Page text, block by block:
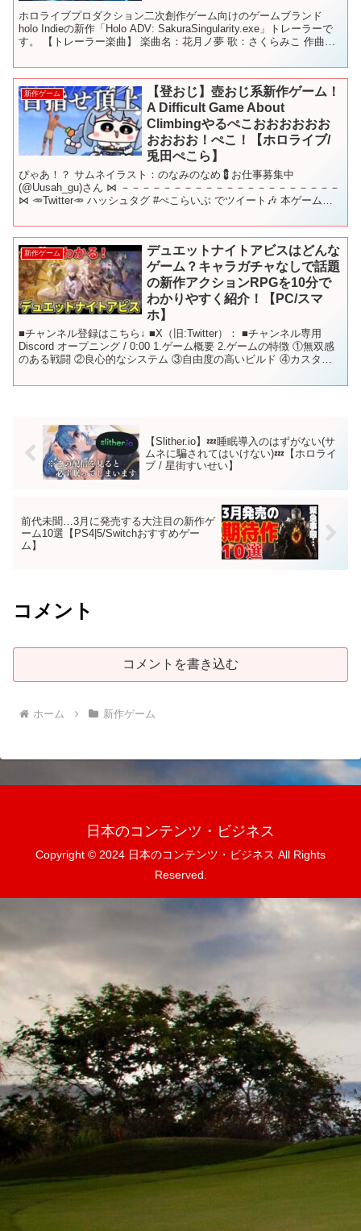
ホロライブプロダクション⼆次創作ゲーム向けのゲームブランド
holo Indieの新作「Holo ADV: SakuraSingularity.exe」トレーラーで
す。 【トレーラー楽曲】 楽曲名：花月ノ夢 歌：さくらみこ 作曲・
新作ゲーム
【登おじ】壺おじ系新作ゲーム！
A Difficult Game About
Climbingやるぺこおおおおおお
おおおお！ぺこ！【ホロライブ/
兎田ぺこら】
ぴゃあ！？ サムネイラスト：のなみのなめ💈お仕事募集中
(@Uusah_gu)さん ⋈ －－－－－－－－－－－－－－－－－－－－－
⋈ 🥕Twitter🥕 ハッシュタグ #ぺこらいぶ でツイート🎶 本ゲームは
新作ゲーム
デュエットナイトアビスはどんな
ゲーム？キャラガチャなしで話題
の新作アクションRPGを10分で
わかりやすく紹介！【PC/スマ
ホ】
■チャンネル登録はこちら↓ ■X（旧:Twitter）： ■チャンネル専用
Discord オープニング / 0:00 1.ゲーム概要 2.ゲームの特徴 ①無双感
のある戦闘 ②良心的なシステム ③自由度の高いビルド ④カスタマ
【Slither.io】💤睡眠導入のはずがない(サ
ムネに騙されてはいけない)💤【ホロライ
ブ / 星街すいせい】
前代未聞…3月に発売する大注目の新作ゲ
ーム10選【PS4|5/Switchおすすめゲー
ム】
コメント
コメントを書き込む
ホーム 新作ゲーム
日本のコンテンツ・ビジネス
Copyright © 2024 日本のコンテンツ・ビジネス All Rights
Reserved.